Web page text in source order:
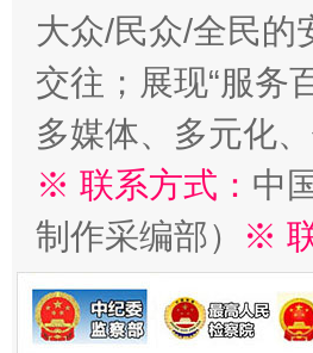
大众/民众/全民的
交往；展现“服务
多媒体、多元化
※ 联系方式： 中
制作采编部）
※